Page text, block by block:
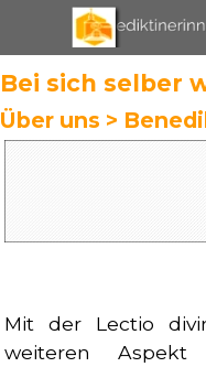
Direkt zum Seiteninhalt
Menü
Bei sich selber
Über uns >
Mit der Lectio
weiteren Aspekt